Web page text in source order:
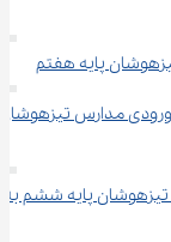
پایه هفتم
ورودی مدارس
پایه ششم به